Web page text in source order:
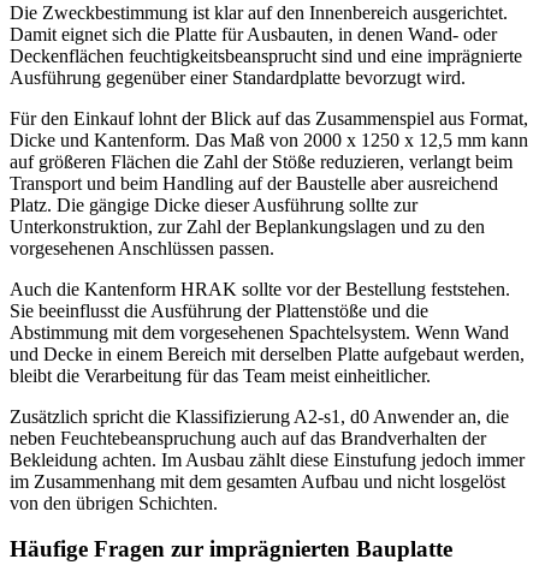
Die Zweckbestimmung ist klar auf den Innenbereich ausgerichtet.
Damit eignet sich die Platte für Ausbauten, in denen Wand- oder
Deckenflächen feuchtigkeitsbeansprucht sind und eine imprägnierte
Ausführung gegenüber einer Standardplatte bevorzugt wird.
Für den Einkauf lohnt der Blick auf das Zusammenspiel aus Format,
Dicke und Kantenform. Das Maß von 2000 x 1250 x 12,5 mm kann
auf größeren Flächen die Zahl der Stöße reduzieren, verlangt beim
Transport und beim Handling auf der Baustelle aber ausreichend
Platz. Die gängige Dicke dieser Ausführung sollte zur
Unterkonstruktion, zur Zahl der Beplankungslagen und zu den
vorgesehenen Anschlüssen passen.
Auch die Kantenform HRAK sollte vor der Bestellung feststehen.
Sie beeinflusst die Ausführung der Plattenstöße und die
Abstimmung mit dem vorgesehenen Spachtelsystem. Wenn Wand
und Decke in einem Bereich mit derselben Platte aufgebaut werden,
bleibt die Verarbeitung für das Team meist einheitlicher.
Zusätzlich spricht die Klassifizierung A2-s1, d0 Anwender an, die
neben Feuchtebeanspruchung auch auf das Brandverhalten der
Bekleidung achten. Im Ausbau zählt diese Einstufung jedoch immer
im Zusammenhang mit dem gesamten Aufbau und nicht losgelöst
von den übrigen Schichten.
Häufige Fragen zur imprägnierten Bauplatte